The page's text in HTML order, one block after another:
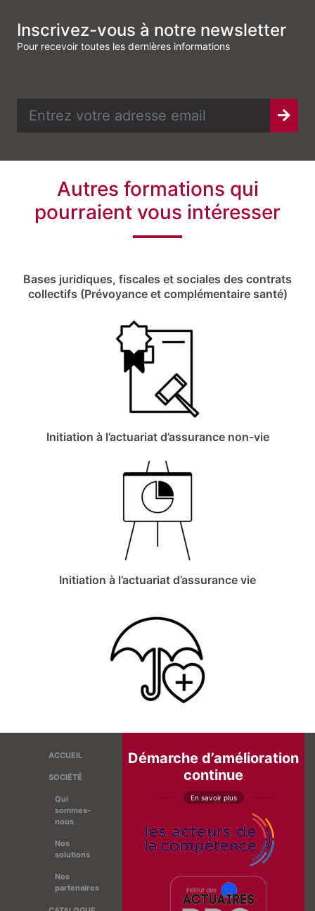
Inscrivez-vous à notre newsletter
Pour recevoir toutes les dernières informations
Autres formations qui
pourraient vous intéresser
Bases juridiques, fiscales et sociales des contrats
collectifs (Prévoyance et complémentaire santé)
Initiation à l’actuariat d’assurance non-vie
Initiation à l’actuariat d’assurance vie
ACCUEIL
SOCIÉTÉ
Qui
sommes-
nous
Nos
solutions
Nos
partenaires
Démarche d’amélioration
continue
En savoir plus